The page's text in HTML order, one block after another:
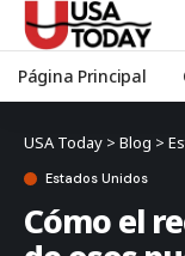
Página Principal
USA Today > Blog >
Estados Unidos
Cómo el